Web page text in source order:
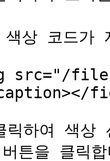
상 코드가
src="/
하여 색상
튼을 클릭